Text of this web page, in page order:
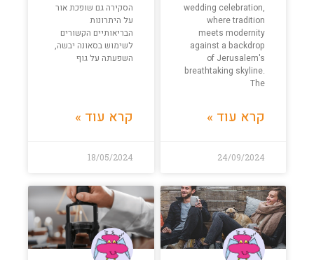
wedding celebration,
where tradition
meets modernity
against a backdrop
of Jerusalem's
breathtaking skyline.
The
קרא עוד »
24/09/2024
הסקירה גם שופכת אור
על היתרונות
הבריאותיים הקשורים
לשימוש בסאונה יבשה,
השפעתה על גוף
קרא עוד »
18/05/2024